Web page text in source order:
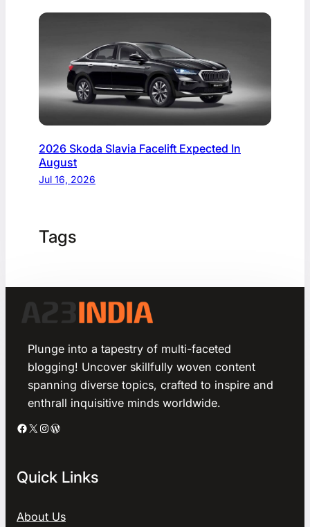
2026 Skoda Slavia Facelift Expected In
August
Jul 16, 2026
Tags
Plunge into a tapestry of multi-faceted
blogging! Uncover skillfully woven content
spanning diverse topics, crafted to inspire and
enthrall inquisitive minds worldwide.
Facebook X Instagram WordPress
Quick Links
About Us